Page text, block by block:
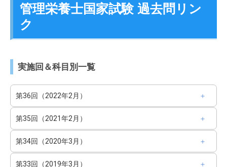
管理栄養士国家試験 過去問リン
ク
実施回＆科目別一覧
第36回（2022年2月）
第35回（2021年2月）
第34回（2020年3月）
第33回（2019年3月）